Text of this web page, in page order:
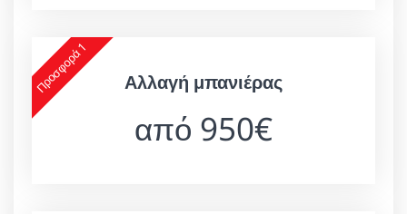
Προσφορά 1 Αλλαγή μπανιέρας
από 950€